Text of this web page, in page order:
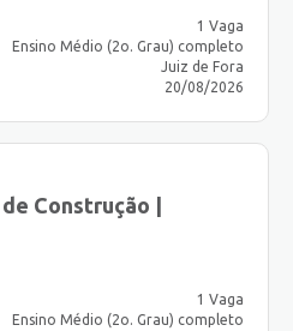
1 Vaga
Ensino Médio (2o. Grau) completo
Juiz de Fora
20/08/2026
Construção |
1 Vaga
Ensino Médio (2o. Grau) completo